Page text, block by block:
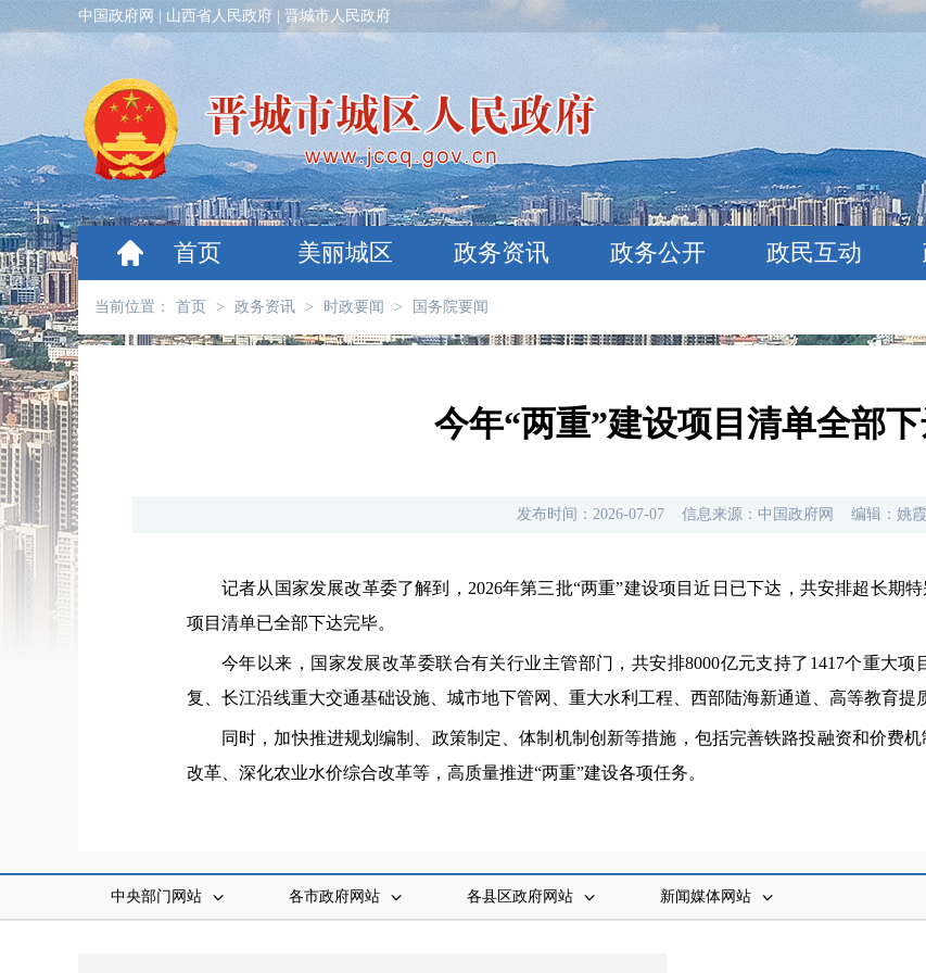
中国政府网 山西省人民政府 晋城市人民政府
首页 美丽城区 政务资讯 政务公开 政民互动
当前位置： 首页 > 政务资讯 > 时政要闻 > 国务院要闻
今年“两重”建设项目清单全部
发布时间： 2026-07-07 信息来源： 中国政府网 编辑： 姚
记者从国家发展改革委了解到，2026年第三批“两重”建设项目近日已下达，共安排超长期
项目清单已全部下达完毕。
今年以来，国家发展改革委联合有关行业主管部门，共安排8000亿元支持了1417个重大
复、长江沿线重大交通基础设施、城市地下管网、重大水利工程、西部陆海新通道、高等教育提
同时，加快推进规划编制、政策制定、体制机制创新等措施，包括完善铁路投融资和价费
改革、深化农业水价综合改革等，高质量推进“两重”建设各项任务。
中央部门网站 各市政府网站 各县区政府网站 新闻媒体网站